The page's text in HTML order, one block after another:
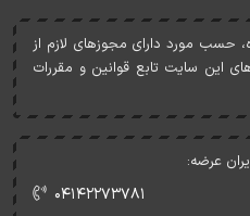
حسب مورد دارای مجوزهای لازم از
اين سايت تابع قوانين و مقررات
عرضه:
۰۴۱۴۲۲۷۳۷۸۱